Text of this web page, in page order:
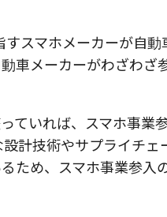
スマホメーカーが自
車メーカーがわざわざ
ていれば、スマホ事業
計技術やサプライチェ
ため、スマホ事業参入